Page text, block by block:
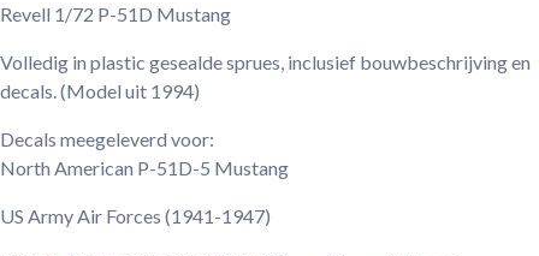
Revell 1/72 P-51D Mustang
Volledig in plastic gesealde sprues, inclusief bouwbeschrijving en
decals. (Model uit 1994)
Decals meegeleverd voor:
North American P-51D-5 Mustang
US Army Air Forces (1941-1947)